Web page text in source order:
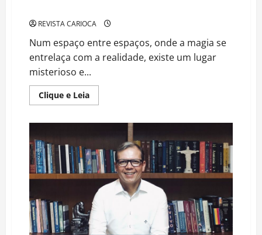
REVISTA CARIOCA
Num espaço entre espaços, onde a magia se
entrelaça com a realidade, existe um lugar
misterioso e...
Clique e LeiaRead
more
Guardador
Lágrimas”:
Uma
Viagem
ao
Mundo
Encantado
dos
Vaga-
lumes